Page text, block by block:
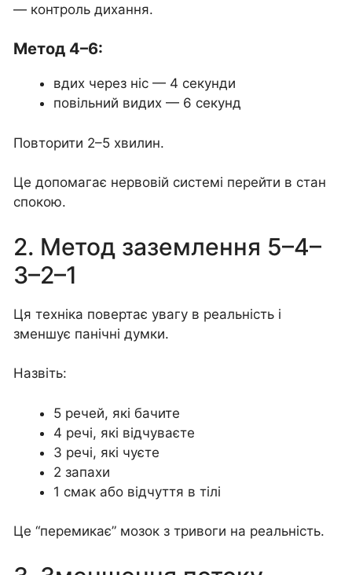
— контроль дихання.
Метод 4–6:
вдих через ніс — 4 секунди
повільний видих — 6 секунд
Повторити 2–5 хвилин.
Це допомагає нервовій системі перейти в стан
спокою.
2. Метод заземлення 5–4–
3–2–1
Ця техніка повертає увагу в реальність і
зменшує панічні думки.
Назвіть:
5 речей, які бачите
4 речі, які відчуваєте
3 речі, які чуєте
2 запахи
1 смак або відчуття в тілі
Це “перемикає” мозок з тривоги на реальність.